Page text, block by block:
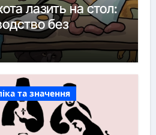
лазить на стол:
без
та значення